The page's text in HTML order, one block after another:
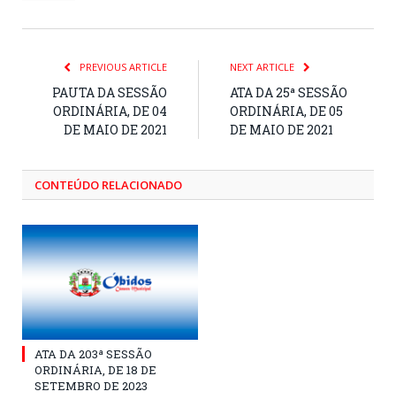
PREVIOUS ARTICLE
PAUTA DA SESSÃO
ORDINÁRIA, DE 04
DE MAIO DE 2021
NEXT ARTICLE
ATA DA 25ª SESSÃO
ORDINÁRIA, DE 05
DE MAIO DE 2021
CONTEÚDO RELACIONADO
ATA DA 203ª SESSÃO
ORDINÁRIA, DE 18 DE
SETEMBRO DE 2023